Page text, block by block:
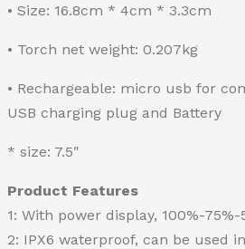
• Size: 16.8cm * 4cm * 3.3cm
• Torch net weight: 0.207kg
• Rechargeable: micro usb for
USB charging plug and Battery
* size: 7.5″
Product Features
1: With power display, 100%-75%-
2: IPX6 waterproof, can be used